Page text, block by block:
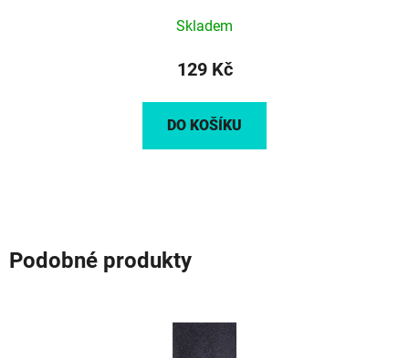
Skladem
129 Kč
DO KOŠÍKU
Podobné produkty